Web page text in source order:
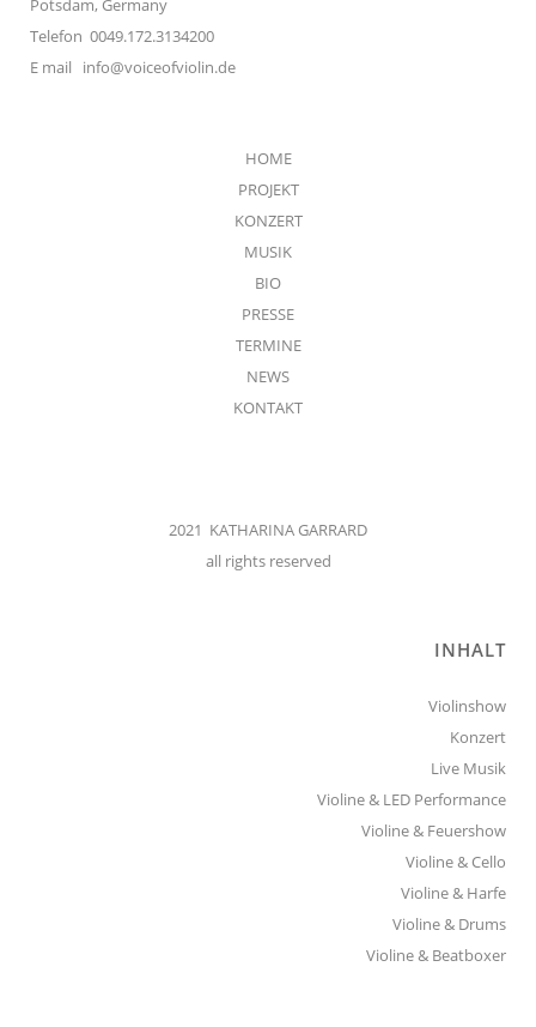
Potsdam, Germany
Telefon 0049.172.3134200
E mail info@voiceofviolin.de
HOME
PROJEKT
KONZERT
MUSIK
BIO
PRESSE
TERMINE
NEWS
KONTAKT
2021 KATHARINA GARRARD
all rights reserved
INHALT
Violinshow
Konzert
Live Musik
Violine & LED Performance
Violine & Feuershow
Violine & Cello
Violine & Harfe
Violine & Drums
Violine & Beatboxer